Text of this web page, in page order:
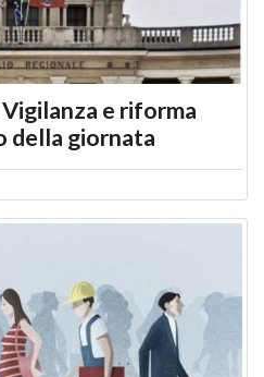
e riforma
della giornata